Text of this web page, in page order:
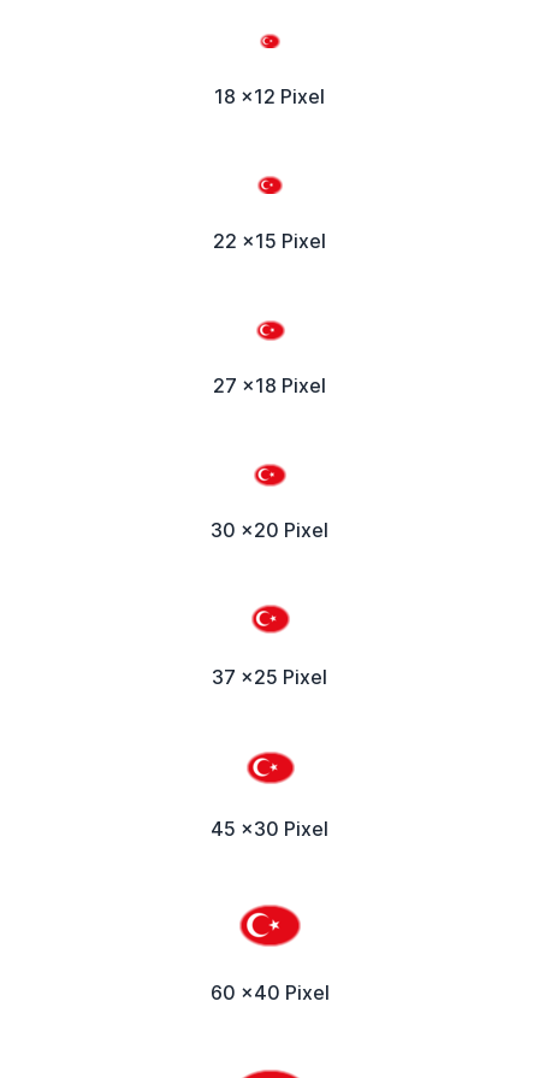
18 x12 Pixel
22 x15 Pixel
27 x18 Pixel
30 x20 Pixel
37 x25 Pixel
45 x30 Pixel
60 x40 Pixel